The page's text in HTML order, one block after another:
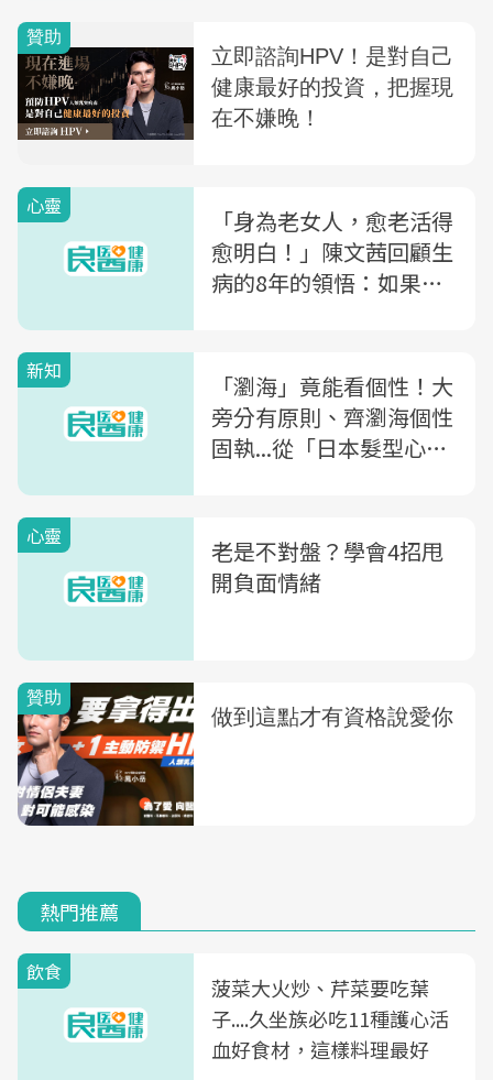
心靈
「身為老女人，愈老活得
愈明白！」陳文茜回顧生
病的8年的領悟：如果你
新知
「瀏海」竟能看個性！大
旁分有原則、齊瀏海個性
固執...從「日本髮型心理
心靈
老是不對盤？學會4招甩
開負面情緒
熱門推薦
飲食
菠菜大火炒、芹菜要吃葉
子....久坐族必吃11種護心活
血好食材，這樣料理最好